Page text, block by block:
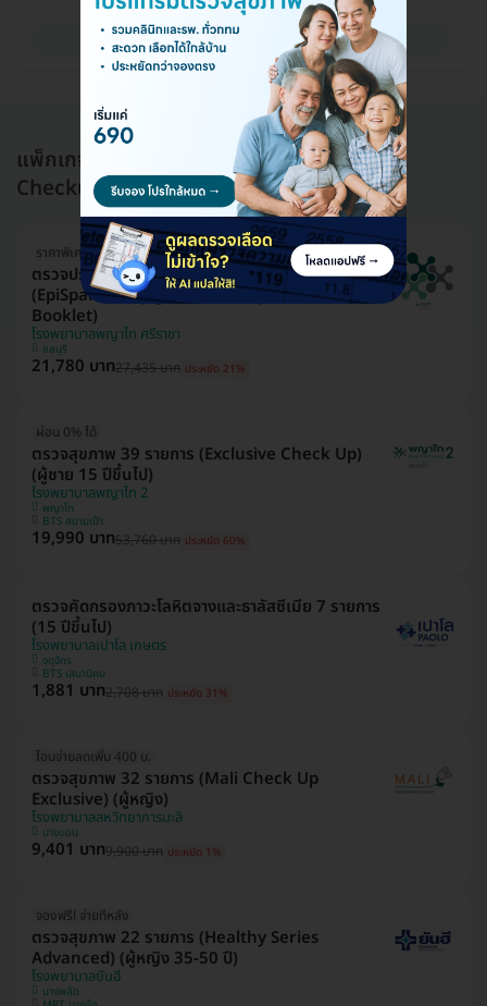
ดูรายละเอียด
แพ็กเกจอื่นใน โปรแกรมตรวจสุขภาพ (Health
Checkup)
ราคาพิเศษถึง 16 ส.ค. เท่านั้น
ตรวจประเมินอายุเซลล์และความเสื่อมของระบบอวัยวะ
(EpiSpan for Epigenetics 11 System with
Booklet)
โรงพยาบาลพญาไท ศรีราชา
ชลบุรี
21,780 บาท27,435 บาท ประหยัด 21%
ผ่อน 0% ได้
ตรวจสุขภาพ 39 รายการ (Exclusive Check Up)
(ผู้ชาย 15 ปีขึ้นไป)
โรงพยาบาลพญาไท 2
พญาไท
BTS สนามเป้า
19,990 บาท53,760 บาท ประหยัด 60%
ตรวจคัดกรองภาวะโลหิตจางและธาลัสซีเมีย 7 รายการ
(15 ปีขึ้นไป)
โรงพยาบาลเปาโล เกษตร
จตุจักร
BTS เสนานิคม
1,881 บาท2,708 บาท ประหยัด 31%
โอนจ่ายลดเพิ่ม 400 บ.
ตรวจสุขภาพ 32 รายการ (Mali Check Up
Exclusive) (ผู้หญิง)
โรงพยาบาลสหวิทยาการมะลิ
บางบอน
9,401 บาท9,900 บาท ประหยัด 1%
จองฟรี! จ่ายทีหลัง
ตรวจสุขภาพ 22 รายการ (Healthy Series
Advanced) (ผู้หญิง 35-50 ปี)
โรงพยาบาลยันฮี
บางพลัด